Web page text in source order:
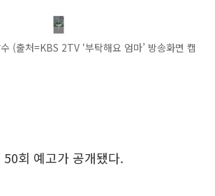
(출처=KBS 2TV ‘부탁해요 엄마’ 방송화면 캡
50회 예고가 공개됐다.